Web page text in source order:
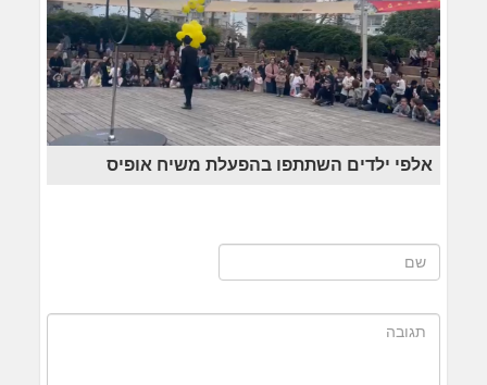
אלפי ילדים השתתפו בהפעלת משיח אופיס